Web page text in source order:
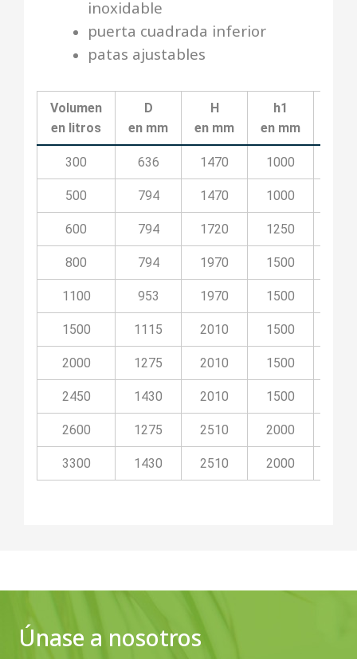
inoxidable
puerta cuadrada inferior
patas ajustables
Volumen
en litros
D
en mm
H
en mm
h1
en mm
300 636 1470 1000
500 794 1470 1000
600 794 1720 1250
800 794 1970 1500
1100 953 1970 1500
1500 1115 2010 1500
2000 1275 2010 1500
2450 1430 2010 1500
2600 1275 2510 2000
3300 1430 2510 2000
Únase a nosotros